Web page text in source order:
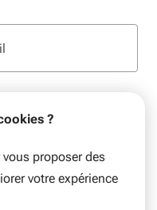
?
proposer des
votre expérience